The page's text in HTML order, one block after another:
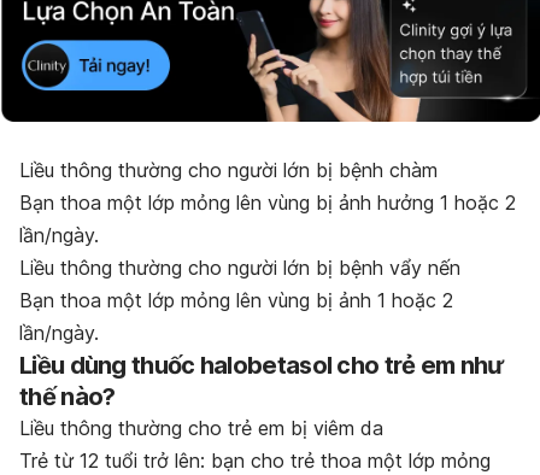
Liều thông thường cho người lớn bị bệnh chàm
Bạn thoa một lớp mỏng lên vùng bị ảnh hưởng 1 hoặc 2
lần/ngày.
Liều thông thường cho người lớn bị bệnh vẩy nến
Bạn thoa một lớp mỏng lên vùng bị ảnh 1 hoặc 2
lần/ngày.
Liều dùng thuốc halobetasol cho trẻ em như
thế nào?
Liều thông thường cho trẻ em bị viêm da
Trẻ từ 12 tuổi trở lên: bạn cho trẻ thoa một lớp mỏng